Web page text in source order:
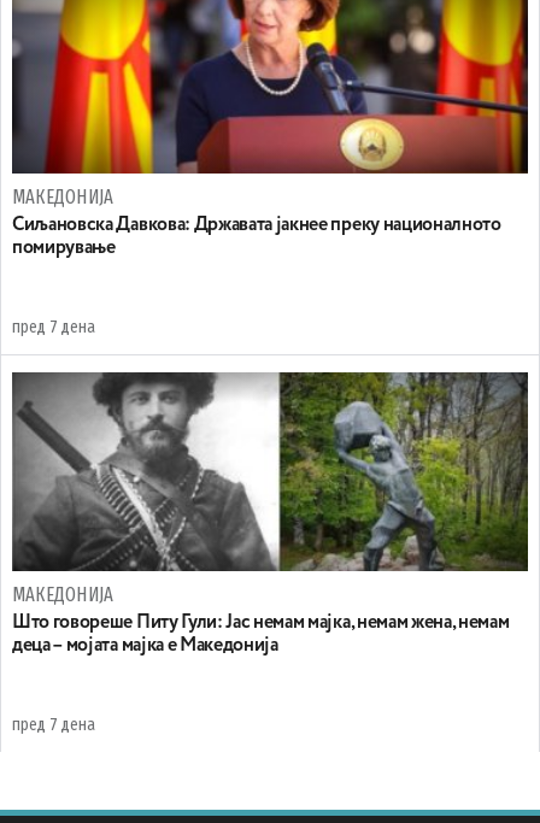
МАКЕДОНИЈА
Сиљановска Давкова: Државата јакнее преку националното
помирување
пред 7 дена
МАКЕДОНИЈА
Што говореше Питу Гули: Јас немам мајка, немам жена, немам
деца – мојата мајка е Македонија
пред 7 дена